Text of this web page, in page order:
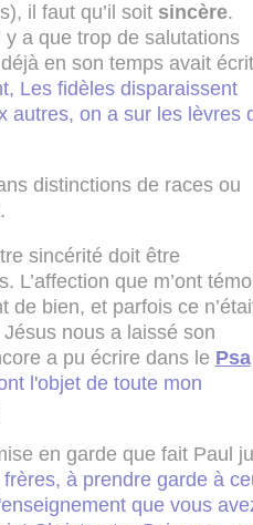
il faut qu’il soit sincère.
a que trop de salutations
en son temps avait
Les fidèles disparaissent
autres, on a sur les lèvres
distinctions de races ou
sincérité doit être
L’affection que m’ont
de bien, et parfois ce
nous a laissé son
a pu écrire dans le Psa
l'objet de toute mon
en garde que fait Paul
à prendre garde à
que vous